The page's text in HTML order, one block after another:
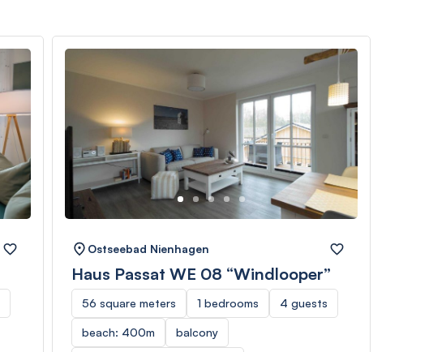
Ostseebad Nienhagen
Haus Passat WE 08 “Windlooper”
56 square meters 1 bedrooms 4 guests
beach: 400m balcony